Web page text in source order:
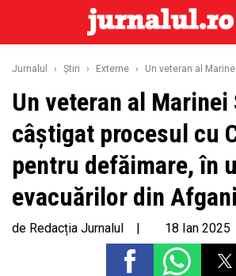
Jurnalul › Ştiri › Externe › Un veteran al
Un veteran al Marinei
câștigat procesul cu
pentru defăimare, în
evacuărilor din
de Redacția Jurnalul | 18 Ian